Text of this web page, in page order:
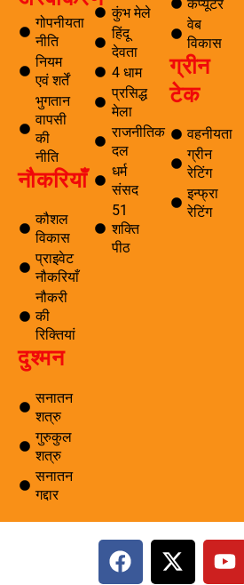
गोपनीयता
नीति
नियम
एवं शर्तें
भुगतान
वापसी
की
नीति
नौकरियाँ
कौशल
विकास
प्राइवेट
नौकरियाँ
नौकरी
की
रिक्तियां
दुश्मन
सनातन
शत्रु
गुरुकुल
शत्रु
सनातन
गद्दार
कुंभ मेले
हिंदू
देवता
4 धाम
प्रसिद्ध
मेला
राजनीतिक
दल
धर्म
संसद
51
शक्ति
पीठ
कंप्यूटर
वेब
विकास
ग्रीन
टेक
वहनीयता
ग्रीन
रेटिंग
इन्फ्रा
रेटिंग
F
a
X
-
Y
o